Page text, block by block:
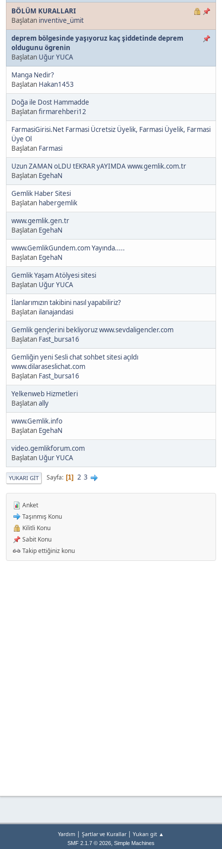
BÖLÜM KURALLARI
Başlatan inventive_ümit
deprem bölgesinde yaşıyoruz kaç şiddetinde deprem
oldugunu ögrenin
Başlatan Uğur YUCA
Manga Nedir?
Başlatan Hakan1453
Doğa ile Dost Hammadde
Başlatanfirmarehberi12
FarmasiGirisi.Net Farmasi Ücretsiz Üyelik, Farmasi Üyelik, Farmasi
Üye Ol
Başlatan Farmasi
Uzun ZAMAN oLDU tEKRAR yAYIMDA www.gemlik.com.tr
Başlatan EgehaN
Gemlik Haber Sitesi
Başlatan habergemlik
www.gemlik.gen.tr
Başlatan EgehaN
www.GemlikGundem.com Yayında.....
Başlatan EgehaN
Gemlik Yaşam Atölyesi sitesi
Başlatan Uğur YUCA
İlanlarımızın takibini nasıl yapabiliriz?
Başlatan ilanajandasi
Gemlik gençlerini bekliyoruz www.sevdaligencler.com
Başlatan Fast_bursa16
Gemliğin yeni Sesli chat sohbet sitesi açıldı
www.dilaraseslichat.com
Başlatan Fast_bursa16
Yelkenweb Hizmetleri
Başlatanally
www.Gemlik.info
Başlatan EgehaN
video.gemlikforum.com
Başlatan Uğur YUCA
YUKARI GIT Sayfa 1 2 3
Anket
Taşınmış Konu
Kilitli Konu
Sabit Konu
Takip ettiğiniz konu
Yardım | Şartlar ve Kurallar| Yukarı git ▲
SMF 2.1.7 © 2026, Simple Machines